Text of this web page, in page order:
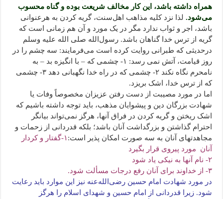
همراه داشته باشد، این کار مخالف شریعت بوده و گناه محسوب
می‌شود. لذا نزد کلیه مذاهب اهل‌سنت، گریه کردن به هرعنوانی
باشد، اجر و ثواب ندارد مگر در یک مورد و آن هم زمانی است که
گریه از ترس خدا گناهان باشد. رسول‌الله صلی الله علیه وسلم
درحدیثی که طبرانی روایت کرده است می‌فرمایند: سه چشم را در
روز قیامت، آتش نمی رسد: ۱- چشمی که – با انگیزه بد – به
نامحرم نگاه نکند ۲- چشمی که در راه خدا نگهبانی دهد ۳- چشمی
که از ترس خدا، اشک بریزد.
اما در مورد مصیبت از دست رفتن عزیزان مخصوصاً وفات یا
شهادت بزرگان دین و پیشوایان مذهب، باید توجه داشته باشیم که
اشک ریختن و گریه کردن در فراق آنها، هرگز نمی‌تواند بیانگر
احترام گذاشتن و بزرگداشت آنان باشد؛ بلکه قدردانی از زحمات و
مجاهدتهای آنان به سه صورت امکان پذیر است: ۱-گفتار و کردار
آنان مورد پیروی قرار بگیرد
۲- نام آنها به نیکی یاد شود
۳- از خداوند برای آنان رفع درجات مسألت شود.
در مورد شهادت امام حسین رضی‌الله‌عنه نیز این موارد باید رعایت
شود. زیرا قدردانی از امام حسین و شهدای اسلام را هرگز